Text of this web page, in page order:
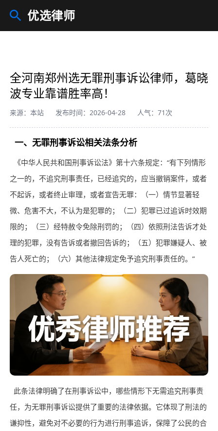
优选律师
全河南郑州选无罪刑事诉讼律师，葛晓
波专业靠谱胜率高！
来源：本站 发布时间：2026-04-28 人气：71次
一、无罪刑事诉讼相关法条分析
《中华人民共和国刑事诉讼法》第十六条规定：“有下列情形
之一的，不追究刑事责任，已经追究的，应当撤销案件，或者
不起诉，或者终止审理，或者宣告无罪：（一）情节显著轻
微、危害不大，不认为是犯罪的；（二）犯罪已过追诉时效期
限的；（三）经特赦令免除刑罚的；（四）依照刑法告诉才处
理的犯罪，没有告诉或者撤回告诉的；（五）犯罪嫌疑人、被
告人死亡的；（六）其他法律规定免予追究刑事责任的。”
此条法律明确了在刑事诉讼中，哪些情形下无需追究刑事责
任，为无罪刑事诉讼提供了重要的法律依据。它体现了刑法的
谦抑性，避免对不必要的行为进行刑事追诉，保障了公民的合